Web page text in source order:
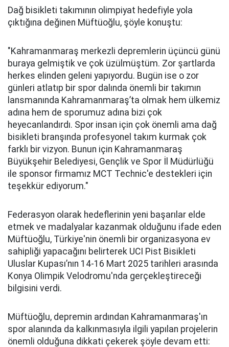
Dağ bisikleti takımının olimpiyat hedefiyle yola
çıktığına değinen Müftüoğlu, şöyle konuştu:
"Kahramanmaraş merkezli depremlerin üçüncü günü
buraya gelmiştik ve çok üzülmüştüm. Zor şartlarda
herkes elinden geleni yapıyordu. Bugün ise o zor
günleri atlatıp bir spor dalında önemli bir takımın
lansmanında Kahramanmaraş’ta olmak hem ülkemiz
adına hem de sporumuz adına bizi çok
heyecanlandırdı. Spor insan için çok önemli ama dağ
bisikleti branşında profesyonel takım kurmak çok
farklı bir vizyon. Bunun için Kahramanmaraş
Büyükşehir Belediyesi, Gençlik ve Spor İl Müdürlüğü
ile sponsor firmamız MCT Technic'e destekleri için
teşekkür ediyorum."
Federasyon olarak hedeflerinin yeni başarılar elde
etmek ve madalyalar kazanmak olduğunu ifade eden
Müftüoğlu, Türkiye'nin önemli bir organizasyona ev
sahipliği yapacağını belirterek UCI Pist Bisikleti
Uluslar Kupası’nın 14-16 Mart 2025 tarihleri arasında
Konya Olimpik Velodromu'nda gerçekleştireceği
bilgisini verdi.
Müftüoğlu, depremin ardından Kahramanmaraş'ın
spor alanında da kalkınmasıyla ilgili yapılan projelerin
önemli olduğuna dikkati çekerek şöyle devam etti: